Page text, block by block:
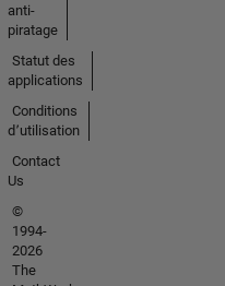
anti-
piratage
Statut des
applications
Conditions
d՚utilisation
Contact
Us
©
1994-
2026
The